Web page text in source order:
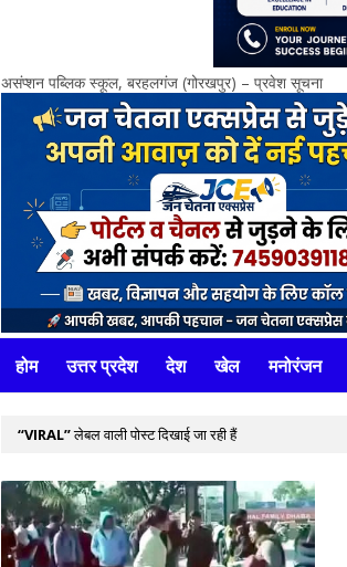
असंप्शन पब्लिक स्कूल, बरहलगंज (गोरखपुर) – प्रवेश सूचना
होम उत्तर प्रदेश देश खेल मनोरंजन
VIRAL लेबल वाली पोस्ट दिखाई जा रही हैं